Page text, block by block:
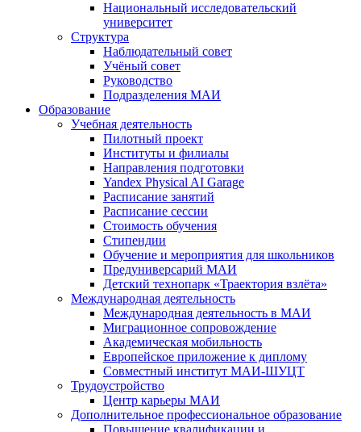
Национальный исследовательский
университет
Структура
Наблюдательный совет
Учёный совет
Руководство
Подразделения МАИ
Образование
Учебная деятельность
Пилотный проект
Институты и филиалы
Направления подготовки
Yandex Physical AI Garage
Расписание занятий
Расписание сессии
Стоимость обучения
Стипендии
Обучение и мероприятия для школьников
Предуниверсарий МАИ
Детский технопарк «Траектория взлёта»
Международная деятельность
Международная деятельность в МАИ
Миграционное сопровождение
Академическая мобильность
Европейское приложение к диплому
Совместный институт МАИ-ШУЦТ
Трудоустройство
Центр карьеры МАИ
Дополнительное профессиональное образование
Повышение квалификации и